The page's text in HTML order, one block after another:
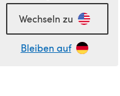
Wechseln zu
Bleiben auf